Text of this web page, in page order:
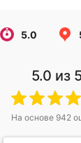
5.0
5.0 из
На основе 942